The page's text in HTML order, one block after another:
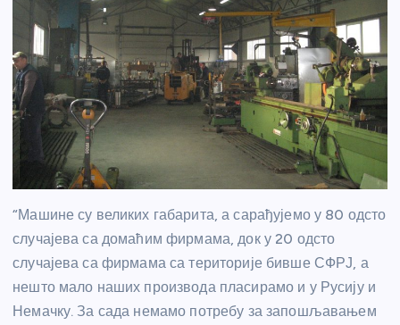
“Машине су великих габарита, а сарађујемо у 80 одсто
случајева са домаћим фирмама, док у 20 одсто
случајева са фирмама са територије бивше СФРЈ, а
нешто мало наших производа пласирамо и у Русију и
Немачку. За сада немамо потребу за запошљавањем